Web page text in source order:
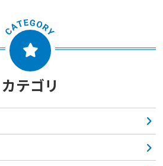
カテゴリ